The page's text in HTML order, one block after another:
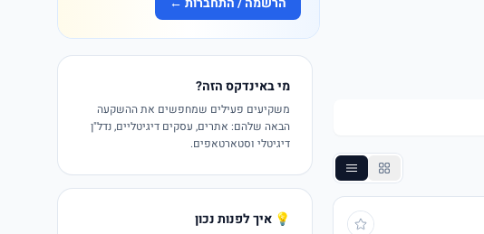
מי באינדקס הזה?
משקיעים פעילים שמחפשים את ההשקעה
הבאה שלהם: אתרים, עסקים דיגיטליים, נדל"ן
דיגיטלי וסטארטאפים.
💡 איך לפנות נכון